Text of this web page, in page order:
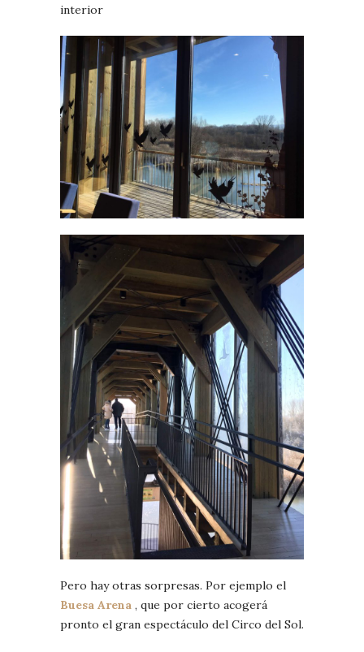
interior
Pero hay otras sorpresas. Por ejemplo el
Buesa Arena , que por cierto acogerá
pronto el gran espectáculo del Circo del Sol.